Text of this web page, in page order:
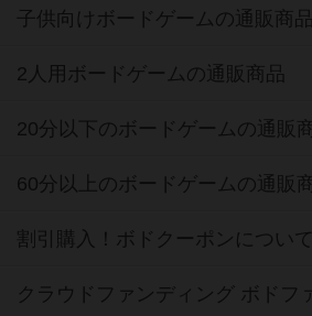
子供向けボードゲームの通販商品
2人用ボードゲームの通販商品
20分以下のボードゲームの通販
60分以上のボードゲームの通販
割引購入！ボドクーポンについて
クラウドファンディング ボドフ